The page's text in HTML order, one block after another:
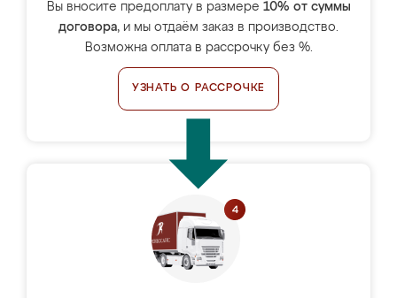
Вы вносите предоплату в размере 10% от суммы
договора, и мы отдаём заказ в производство.
Возможна оплата в рассрочку без %.
УЗНАТЬ О РАССРОЧКЕ